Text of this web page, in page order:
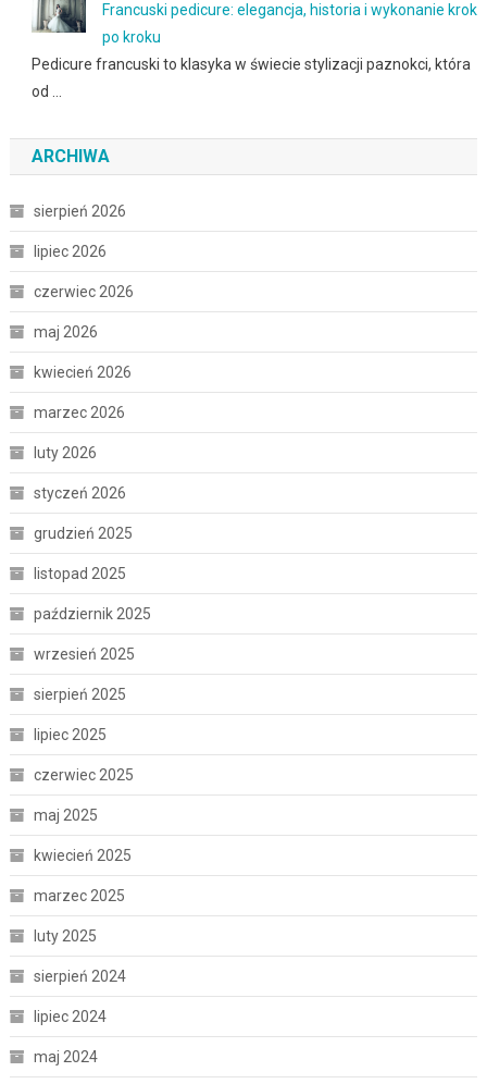
Francuski pedicure: elegancja, historia i wykonanie krok
po kroku
Pedicure francuski to klasyka w świecie stylizacji paznokci, która
od …
ARCHIWA
sierpień 2026
lipiec 2026
czerwiec 2026
maj 2026
kwiecień 2026
marzec 2026
luty 2026
styczeń 2026
grudzień 2025
listopad 2025
październik 2025
wrzesień 2025
sierpień 2025
lipiec 2025
czerwiec 2025
maj 2025
kwiecień 2025
marzec 2025
luty 2025
sierpień 2024
lipiec 2024
maj 2024